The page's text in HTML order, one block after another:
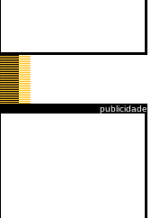
publicidade